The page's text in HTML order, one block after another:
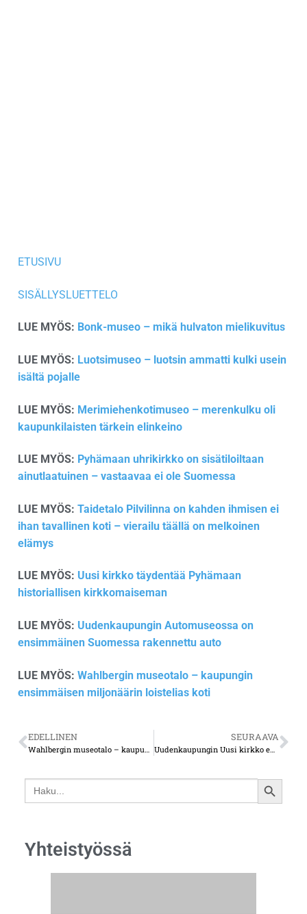
ETUSIVU
SISÄLLYSLUETTELO
LUE MYÖS: Bonk-museo – mikä hulvaton mielikuvitus
LUE MYÖS: Luotsimuseo – luotsin ammatti kulki usein
isältä pojalle
LUE MYÖS: Merimiehenkotimuseo – merenkulku oli
kaupunkilaisten tärkein elinkeino
LUE MYÖS: Pyhämaan uhrikirkko on sisätiloiltaan
ainutlaatuinen – vastaavaa ei ole Suomessa
LUE MYÖS: Taidetalo Pilvilinna on kahden ihmisen ei
ihan tavallinen koti – vierailu täällä on melkoinen
elämys
LUE MYÖS: Uusi kirkko täydentää Pyhämaan
historiallisen kirkkomaiseman
LUE MYÖS: Uudenkaupungin Automuseossa on
ensimmäinen Suomessa rakennettu auto
LUE MYÖS: Wahlbergin museotalo – kaupungin
ensimmäisen miljonäärin loistelias koti
EDELLINEN
Wahlbergin museotalo – kaupungin ensimmäisen miljonäärin loistelias koti
SEURAAVA
Uudenkaupungin Uusi kirkko edustaa uusgotiikkaa
Search
for:
SEARCH
Yhteistyössä